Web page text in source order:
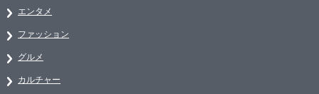
エンタメ
ファッション
グルメ
カルチャー